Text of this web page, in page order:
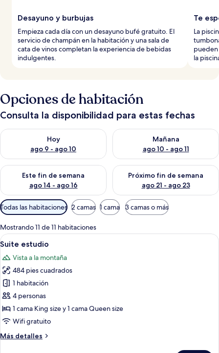
Desayuno y burbujas
Empieza cada día con un desayuno bufé gratuito. El
servicio de champán en la habitación y una sala de
cata de vinos completan la experiencia de bebidas
indulgentes.
Te
La
pueden
la
Opciones de habitación
Consulta la disponibilidad para estas fechas
Hoy
ago 9 - ago 10
Consulta la disponibilidad para hoy ago 9 - ago 10
Mañana
ago 10 - ago 11
Consulta la disponibilidad
Este fin de semana
ago 14 - ago 16
Consulta la disponibilidad para este fin de semana ago 14 -
Próximo fin de semana
ago 21 - ago 23
Consulta la disponibilidad
Filtros
disponibles
para
las
habitaciones
Todas las habitaciones 2 camas 1 cama 3 camas o más
Mostrando 11 de 11 habitaciones
Abrir
todas
las
fotos
de
Suite
estudio
Habitación de hotel con cama, una
11
Suite estudio
Vista a la montaña
484 pies cuadrados
1 habitación
4 personas
1 cama King size y 1 cama Queen size
Wifi gratuito
Más detalles
Más